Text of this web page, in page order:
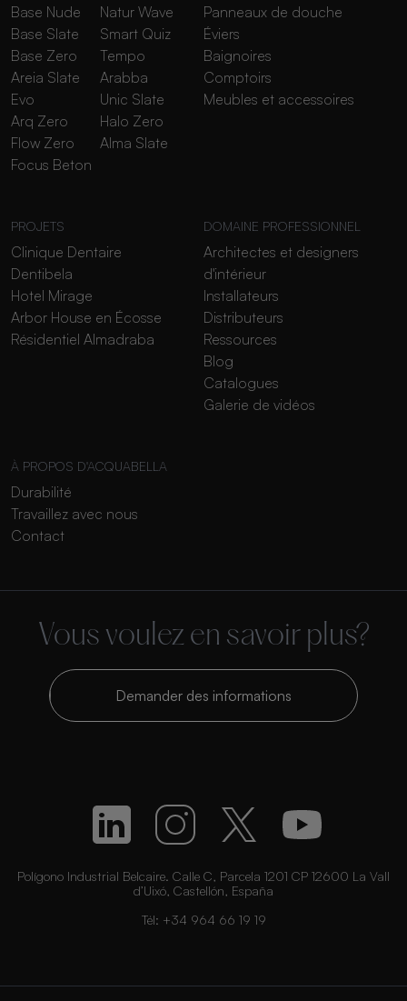
Base Nude
Base Slate
Base Zero
Areia Slate
Evo
Arq Zero
Flow Zero
Focus Beton
Natur Wave
Smart Quiz
Tempo
Arabba
Unic Slate
Halo Zero
Alma Slate
Panneaux de douche
Éviers
Baignoires
Comptoirs
Meubles et accessoires
PROJETS
Clinique Dentaire
Dentibela
Hotel Mirage
Arbor House en Écosse
Résidentiel Almadraba
DOMAINE PROFESSIONNEL
Architectes et designers
d'intérieur
Installateurs
Distributeurs
Ressources
Blog
Catalogues
Galerie de vidéos
À PROPOS D'ACQUABELLA
Durabilité
Travaillez avec nous
Contact
Vous voulez en savoir plus?
Demander des informations
Polígono Industrial Belcaire. Calle C, Parcela 1201 CP 12600 La Vall
d’Uixó, Castellón, España
Tél: +34 964 66 19 19